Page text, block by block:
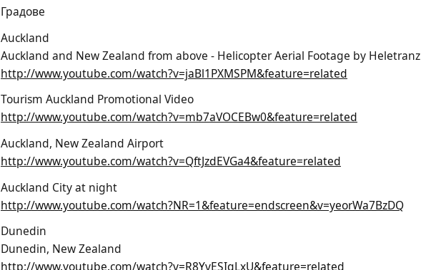
Градове
Auckland
Auckland and New Zealand from above - Helicopter Aerial Footage by Heletranz
http://www.youtube.com/watch?v=jaBl1PXMSPM&feature=related
Tourism Auckland Promotional Video
http://www.youtube.com/watch?v=mb7aVOCEBw0&feature=related
Auckland, New Zealand Airport
http://www.youtube.com/watch?v=QftJzdEVGa4&feature=related
Auckland City at night
http://www.youtube.com/watch?NR=1&feature=endscreen&v=yeorWa7BzDQ
Dunedin
Dunedin, New Zealand
http://www.youtube.com/watch?v=R8YvESIqLxU&feature=related